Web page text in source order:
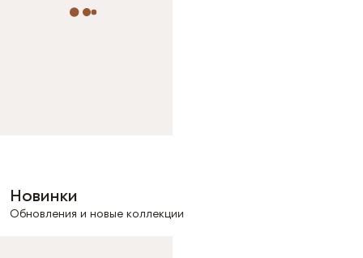
Размер не выбран
Новинки
Обновления и новые коллекции